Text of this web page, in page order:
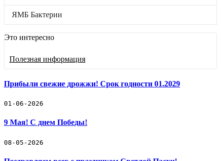
Черенки винограда
Винные дрожжи
Защита и Лечение
Подкормки
Ферменты
ЯМБ Бактерии
🛒 Как купить
🚚 Доставка и оплата
ЯМБ Бактерии
Это интересно
Полезная информация
Прибыли свежие дрожжи! Срок годности 01.2029
01-06-2026
9 Мая! С днем Победы!
08-05-2026